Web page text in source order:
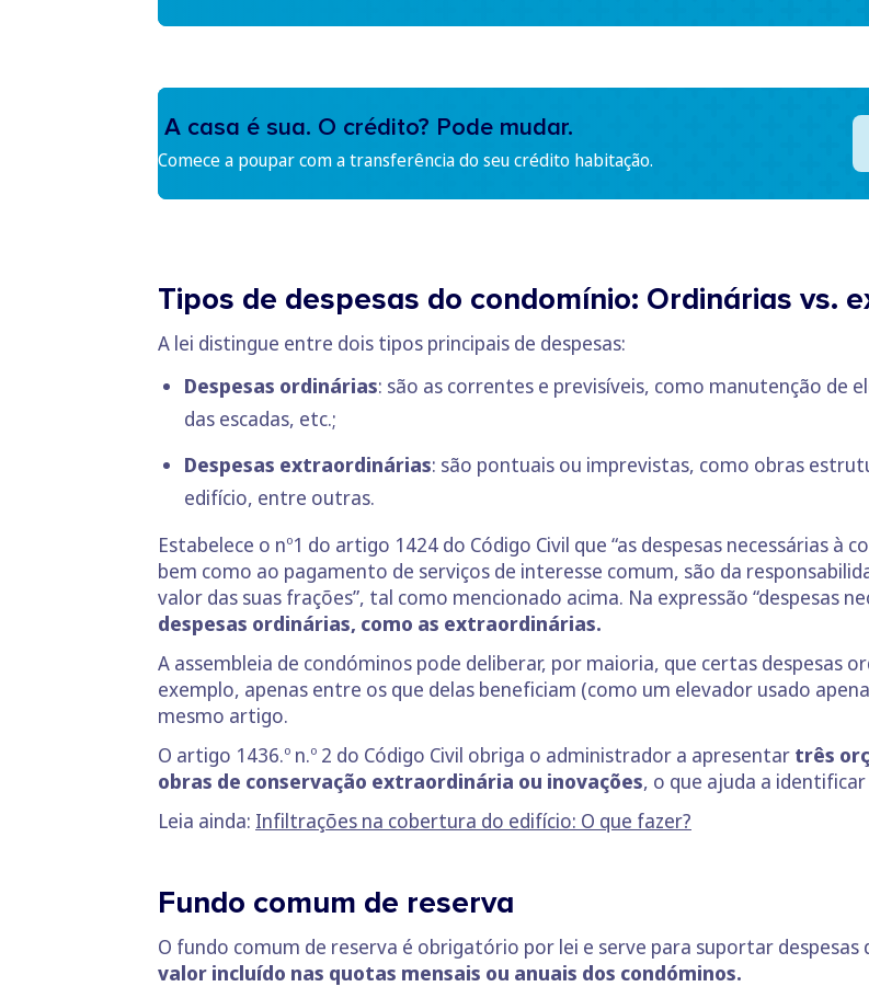
A casa é sua. O crédito? Pode mudar.
Comece a poupar com a transferência do seu crédito habitação.
Tipos de despesas do condomínio: Ordinárias vs.
A lei distingue entre dois tipos principais de despesas:
Despesas ordinárias: são as correntes e previsíveis, como manutenção de
das escadas, etc.;
Despesas extraordinárias: são pontuais ou imprevistas, como obras
edifício, entre outras.
Estabelece o nº1 do artigo 1424 do Código Civil que “as despesas necessárias
bem como ao pagamento de serviços de interesse comum, são da
valor das suas frações”, tal como mencionado acima. Na expressão “despesas
despesas ordinárias, como as extraordinárias.
A assembleia de condóminos pode deliberar, por maioria, que certas
exemplo, apenas entre os que delas beneficiam (como um elevador usado
mesmo artigo.
O artigo 1436.º n.º 2 do Código Civil obriga o administrador a apresentar três
obras de conservação extraordinária ou inovações, o que ajuda a
Leia ainda: Infiltrações na cobertura do edifício: O que fazer?
Fundo comum de reserva
O fundo comum de reserva é obrigatório por lei e serve para suportar
valor incluído nas quotas mensais ou anuais dos condóminos.